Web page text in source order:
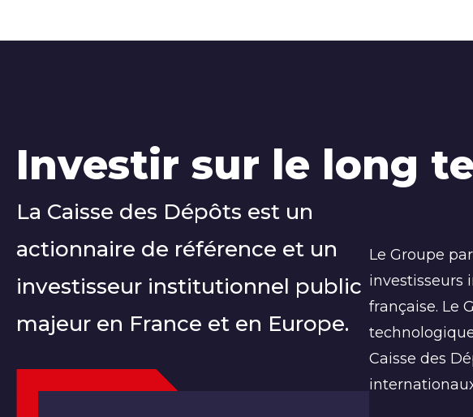
Investir sur le long
La Caisse des Dépôts est un
actionnaire de référence et un
investisseur institutionnel public
majeur en France et en Europe.
Le Groupe
investisseurs
française. Le
Caisse des